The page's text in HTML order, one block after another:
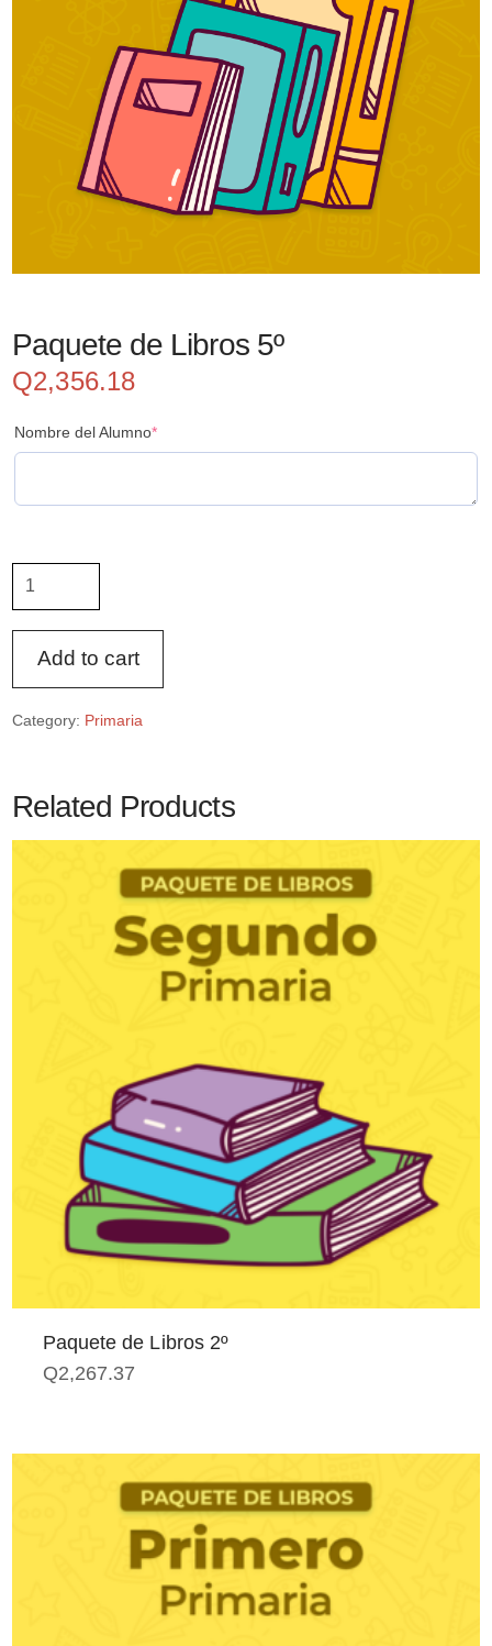
Paquete de Libros 5º
Q2,356.18
Nombre del Alumno*
Paquete
Add to cart
Category: Primaria
Related Products
Paquete de Libros 2º
Q2,267.37